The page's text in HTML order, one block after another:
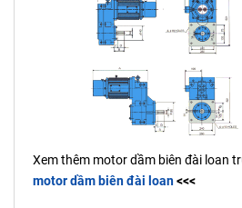
Xem thêm motor dầm biên đài loan
motor dầm biên đài loan<<<